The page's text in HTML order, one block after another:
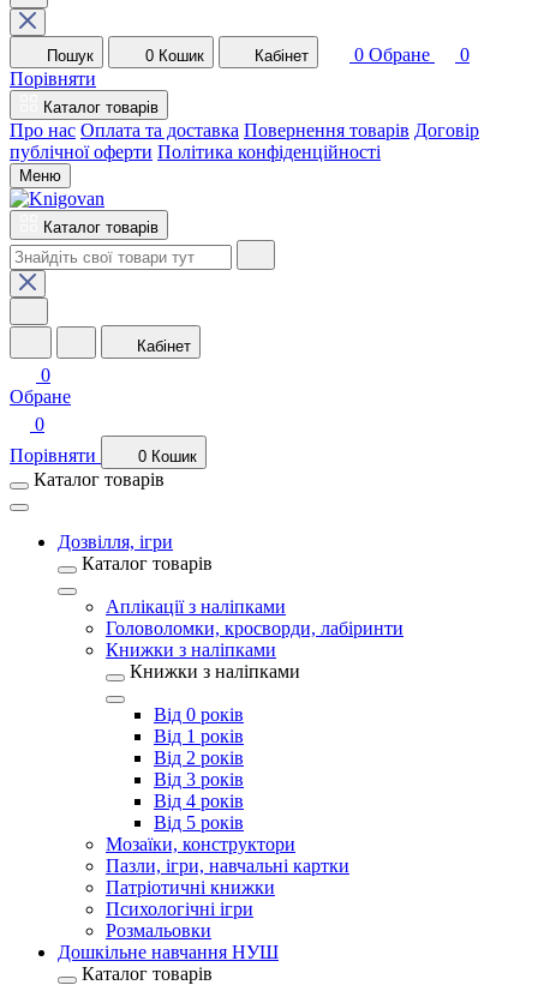
Пошук 0 Кошик Кабінет 0 Обране
0
Порівняти
Каталог товарів
Про нас Оплата та доставка Повернення товарів Договір
публічної оферти Політика конфіденційності
Меню
Каталог товарів
Кабінет
0
Обране
0
Порівняти
0 Кошик
Каталог товарів
Дозвілля, ігри
Каталог товарів
Аплікації з наліпками
Головоломки, кросворди, лабіринти
Книжки з наліпками
Книжки з наліпками
Від 0 років
Від 1 років
Від 2 років
Від 3 років
Від 4 років
Від 5 років
Мозаїки, конструктори
Пазли, ігри, навчальні картки
Патріотичні книжки
Психологічні ігри
Розмальовки
Дошкільне навчання НУШ
Каталог товарів